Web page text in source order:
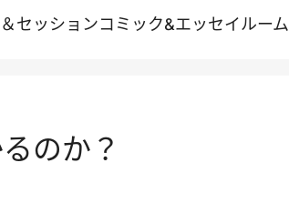
セッションコミック&エッセイルーム
のか？